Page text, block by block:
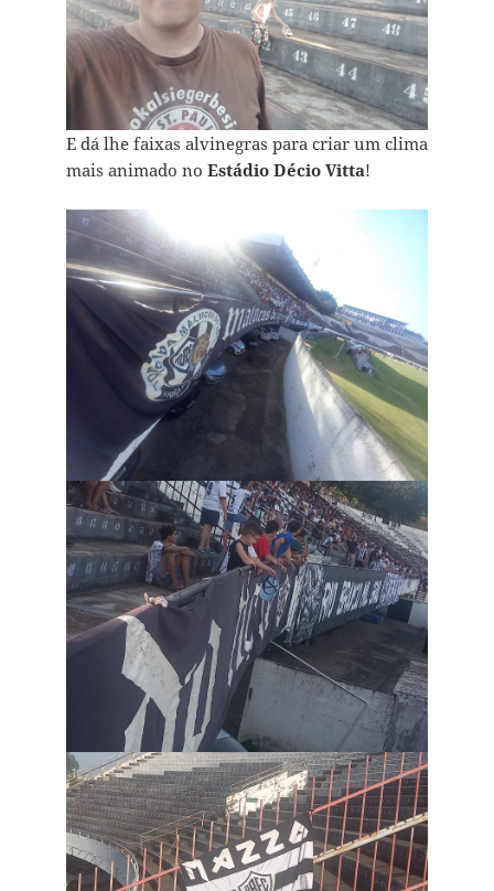
E dá lhe faixas alvinegras para criar um clima
mais animado no Estádio Décio Vitta!